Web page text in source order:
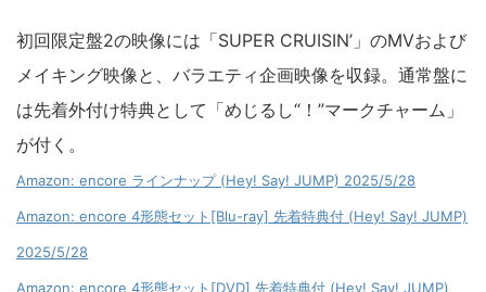
初回限定盤2の映像には「SUPER CRUISIN’」のMVおよび
メイキング映像と、バラエティ企画映像を収録。通常盤に
は先着外付け特典として「めじるし“！”マークチャーム」
が付く。
Amazon: encore ラインナップ (Hey! Say! JUMP) 2025/5/28
Amazon: encore 4形態セット[Blu-ray] 先着特典付 (Hey! Say! JUMP)
2025/5/28
Amazon: encore 4形態セット[DVD] 先着特典付 (Hey! Say! JUMP)